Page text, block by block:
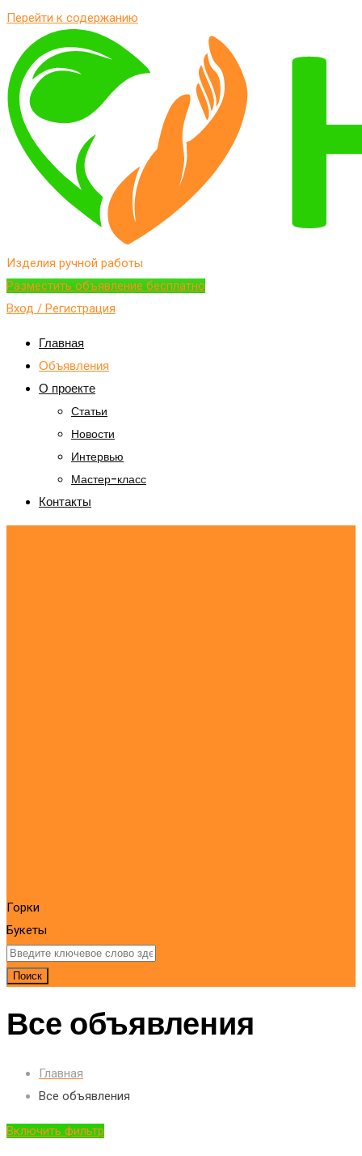
Перейти к содержанию
Изделия ручной работы
Разместить объявление бесплатно
Вход / Регистрация
Главная
Объявления
О проекте
Статьи
Новости
Интервью
Мастер-класс
Контакты
Горки
Букеты
Поиск
Все объявления
Главная
Все объявления
Включить фильтр